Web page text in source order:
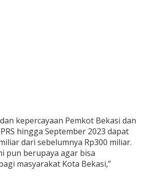
kepercayaan Pemkot Bekasi dan
hingga September 2023 dapat
dari sebelumnya Rp300 miliar.
pun berupaya agar bisa
masyarakat Kota Bekasi,”